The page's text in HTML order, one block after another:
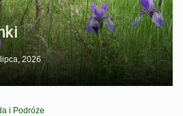
2026
i Podróże